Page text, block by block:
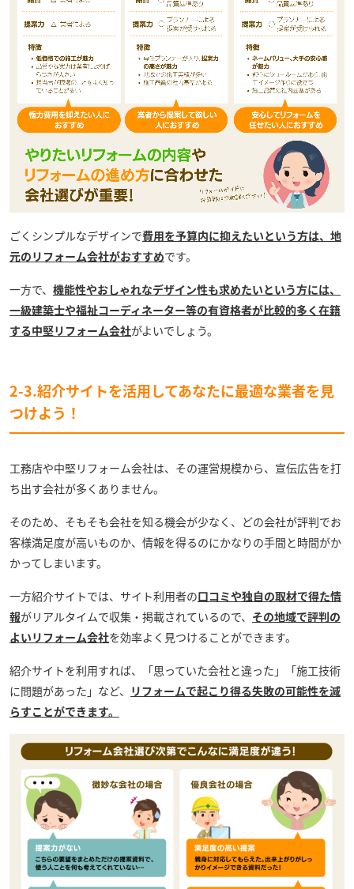
ごくシンプルなデザインで費用を予算内に抑えたいという方は、地
元のリフォーム会社がおすすめです。
一方で、 機能性やおしゃれなデザイン性も求めたいという方には、
一級建築士や福祉コーディネーター等の有資格者が比較的多く在籍
する中堅リフォーム会社がよいでしょう。
2-3.紹介サイトを活用してあなたに最適な業者を見
つけよう！
工務店や中堅リフォーム会社は、その運営規模から、宣伝広告を打
ち出す会社が多くありません。
そのため、そもそも会社を知る機会が少なく、どの会社が評判でお
客様満足度が高いものか、情報を得るのにかなりの手間と時間がか
かってしまいます。
一方紹介サイトでは、サイト利用者の口コミや独自の取材で得た情
報がリアルタイムで収集・掲載されているので、 その地域で評判の
よいリフォーム会社を効率よく見つけることができます。
紹介サイトを利用すれば、「思っていた会社と違った」「施工技術
に問題があった」など、 リフォームで起こり得る失敗の可能性を減
らすことができます。